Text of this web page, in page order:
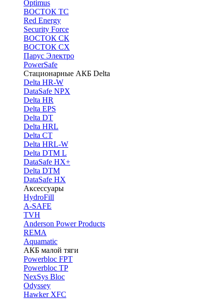
Optimus
ВОСТОК ТС
Red Energy
Security Force
ВОСТОК СК
ВОСТОК СХ
Парус Электро
PowerSafe
Стационарные АКБ Delta
Delta HR-W
DataSafe NPX
Delta HR
Delta EPS
Delta DT
Delta HRL
Delta CT
Delta HRL-W
Delta DTM L
DataSafe HX+
Delta DTM
DataSafe HX
Аксессуары
HydroFill
A-SAFE
TVH
Anderson Power Products
REMA
Aquamatic
АКБ малой тяги
Powerbloc FPT
Powerbloc TP
NexSys Bloc
Odyssey
Hawker XFC